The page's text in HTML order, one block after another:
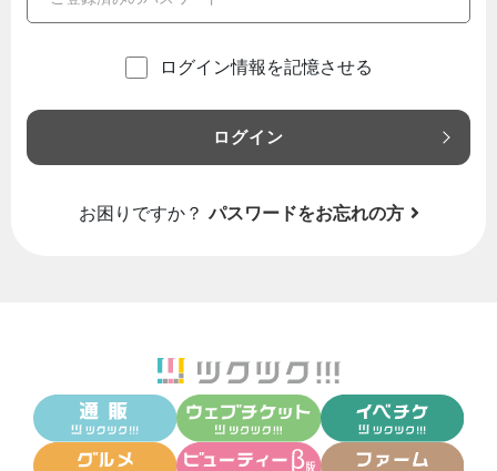
ログイン情報を記憶させる
ログイン
お困りですか？ パスワードをお忘れの方